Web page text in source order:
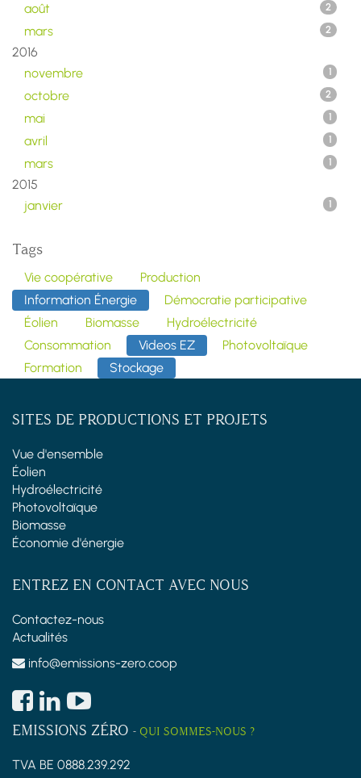
août 2
mars 2
2016
novembre
1
octobre 2
mai 1
avril 1
mars 1
2015
janvier
1
Tags
Vie coopérative
Production
Information Énergie
Démocratie participative
Éolien
Biomasse
Hydroélectricité
Consommation
Videos EZ
Photovoltaïque
Formation
Stockage
SITES DE PRODUCTIONS ET PROJETS
Vue d'ensemble
Éolien
Hydroélectricité
Photovoltaïque
Biomasse
Économie d'énergie
ENTREZ EN CONTACT AVEC NOUS
Contactez-nous
Actualités
info@emissions-zero.coop
EMISSIONS ZÉRO - QUI SOMMES-NOUS ?
TVA BE 0888.239.292